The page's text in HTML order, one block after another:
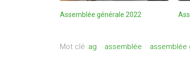
Assemblée générale 2022
Mot clé :ag assemblée assemblée